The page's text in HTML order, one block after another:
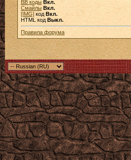
BB коды Вкл.
Смайлы Вкл.
[IMG] код Вкл.
HTML код Выкл.
Правила форума